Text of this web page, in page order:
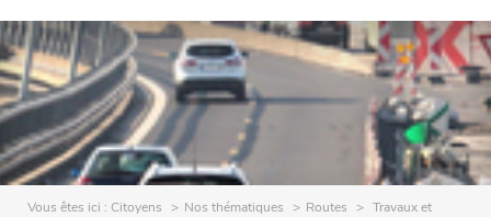
Vous êtes ici : Citoyens Nos thématiques Routes
Travaux et